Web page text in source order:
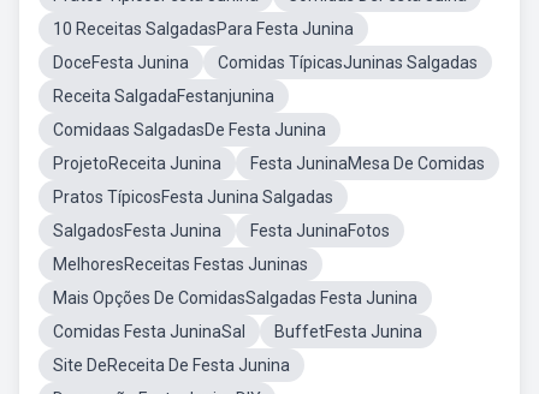
10 Receitas SalgadasPara Festa Junina
DoceFesta Junina
Comidas TípicasJuninas Salgadas
Receita SalgadaFestanjunina
Comidaas SalgadasDe Festa Junina
ProjetoReceita Junina
Festa JuninaMesa De Comidas
Pratos TípicosFesta Junina Salgadas
SalgadosFesta Junina
Festa JuninaFotos
MelhoresReceitas Festas Juninas
Mais Opções De ComidasSalgadas Festa Junina
Comidas Festa JuninaSal
BuffetFesta Junina
Site DeReceita De Festa Junina